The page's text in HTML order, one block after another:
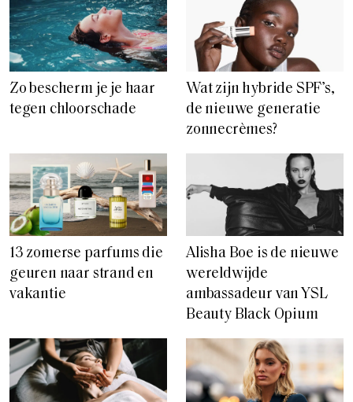
Zo bescherm je je haar
tegen chloorschade
Wat zijn hybride SPF’s,
de nieuwe generatie
zonnecrèmes?
13 zomerse parfums die
geuren naar strand en
vakantie
Alisha Boe is de nieuwe
wereldwijde
ambassadeur van YSL
Beauty Black Opium